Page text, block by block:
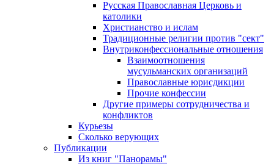
Русская Православная Церковь и
католики
Христианство и ислам
Традиционные религии против "сект"
Внутриконфессиональные отношения
Взаимоотношения
мусульманских организаций
Православные юрисдикции
Прочие конфессии
Другие примеры сотрудничества и
конфликтов
Курьезы
Сколько верующих
Публикации
Из книг "Панорамы"